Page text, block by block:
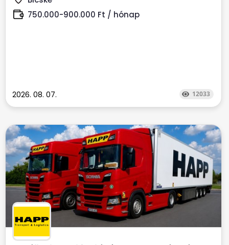
750.000-900.000 Ft / hónap
2026. 08. 07. 12033